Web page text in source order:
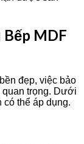
MDF
đẹp, việc bảo
quan trọng. Dưới
thể áp dụng.